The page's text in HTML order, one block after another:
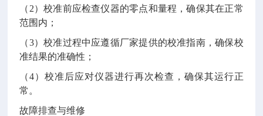
（2）校准前应检查仪器的零点和量程，确保其在正常
范围内；
（3）校准过程中应遵循厂家提供的校准指南，确保校
准结果的准确性；
（4）校准后应对仪器进行再次检查，确保其运行正
常。
故障排查与维修